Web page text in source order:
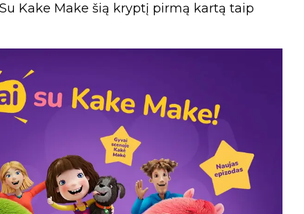
Kake Make šią kryptį pirmą kartą taip